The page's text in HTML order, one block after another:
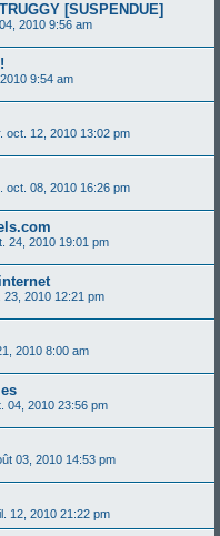
[SUSPENDUE]
2010 9:56 am
9:54 am
oct. 12, 2010 13:02 pm
oct. 08, 2010 16:26 pm
24, 2010 19:01 pm
23, 2010 12:21 pm
2010 8:00 am
04, 2010 23:56 pm
03, 2010 14:53 pm
12, 2010 21:22 pm